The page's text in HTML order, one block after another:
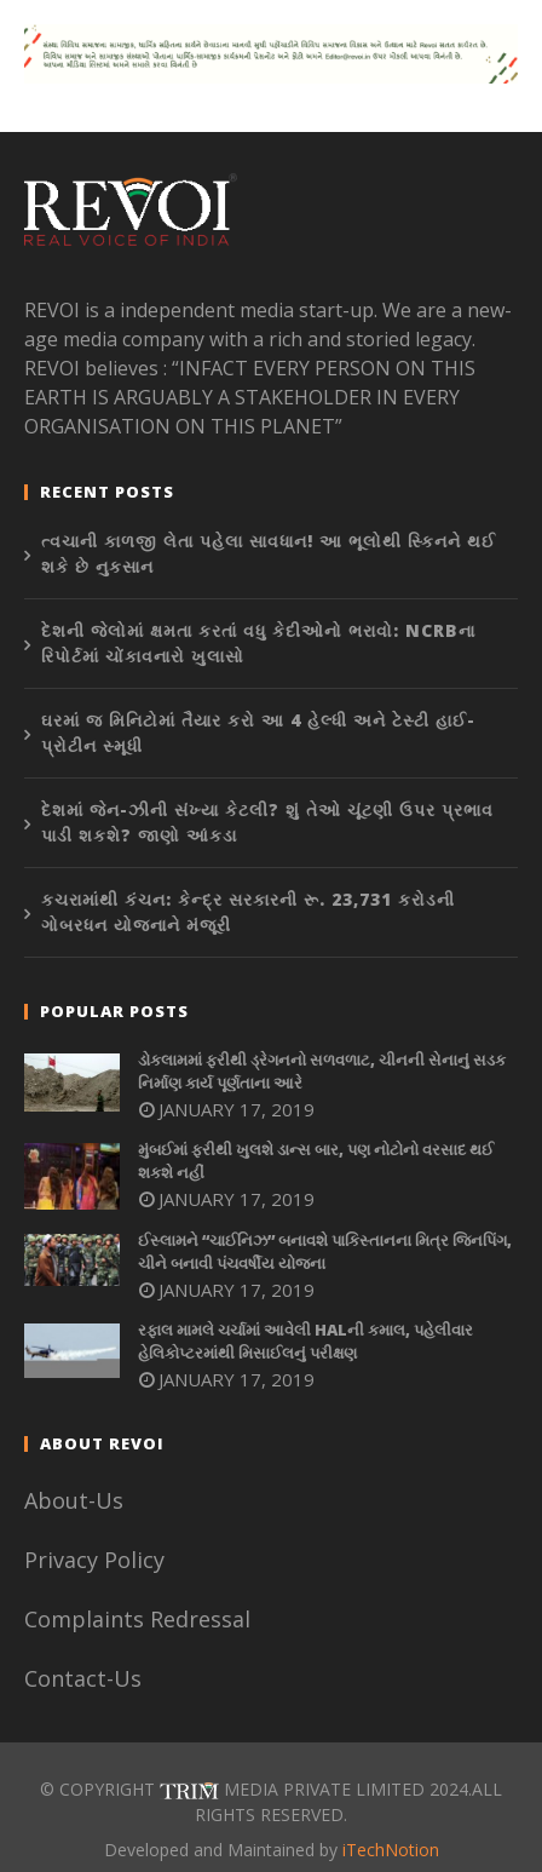
REVOI is a independent media start-up. We are a new-
age media company with a rich and storied legacy.
REVOI believes : “INFACT EVERY PERSON ON THIS
EARTH IS ARGUABLY A STAKEHOLDER IN EVERY
ORGANISATION ON THIS PLANET”
RECENT POSTS
ત્વચાની કાળજી લેતા પહેલા સાવધાન! આ ભૂલોથી સ્કિનને થઈ
શકે છે નુકસાન
દેશની જેલોમાં ક્ષમતા કરતાં વધુ કેદીઓનો ભરાવો: NCRBના
રિપોર્ટમાં ચોંકાવનારો ખુલાસો
ઘરમાં જ મિનિટોમાં તૈયાર કરો આ 4 હેલ્ધી અને ટેસ્ટી હાઈ-
પ્રોટીન સ્મૂધી
દેશમાં જેન-ઝીની સંખ્યા કેટલી? શું તેઓ ચૂંટણી ઉપર પ્રભાવ
પાડી શકશે? જાણો આંકડા
કચરામાંથી કંચન: કેન્દ્ર સરકારની રૂ. 23,731 કરોડની
ગોબરધન યોજનાને મંજૂરી
POPULAR POSTS
ડોકલામમાં ફરીથી ડ્રેગનનો સળવળાટ, ચીનની સેનાનું સડક
નિર્માણ કાર્ય પૂર્ણતાના આરે
JANUARY 17, 2019
મુંબઈમાં ફરીથી ખુલશે ડાન્સ બાર, પણ નોટોનો વરસાદ થઈ
શકશે નહીં
JANUARY 17, 2019
ઈસ્લામને “ચાઈનિઝ” બનાવશે પાકિસ્તાનના મિત્ર જિનપિંગ,
ચીને બનાવી પંચવર્ષીય યોજના
JANUARY 17, 2019
રફાલ મામલે ચર્ચામાં આવેલી HALની કમાલ, પહેલીવાર
હેલિકોપ્ટરમાંથી મિસાઈલનું પરીક્ષણ
JANUARY 17, 2019
ABOUT REVOI
About-Us
Privacy Policy
Complaints Redressal
Contact-Us
© COPYRIGHT
MEDIA PRIVATE LIMITED 2024.ALL
RIGHTS RESERVED.
Developed and Maintained by iTechNotion